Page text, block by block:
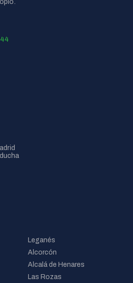
Leganés
Alcorcón
Alcalá de Henares
Las Rozas